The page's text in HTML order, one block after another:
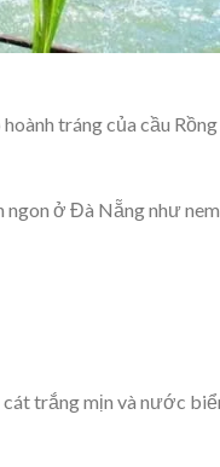
tráng của cầu Rồng
ở Đà Nẵng như nem
trắng mịn và nước